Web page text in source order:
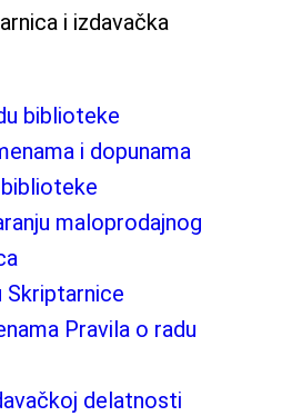
i izdavačka
biblioteke
i dopunama
maloprodajnog
Skriptarnice
Pravila o radu
delatnosti